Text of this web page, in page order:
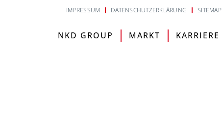
IMPRESSUM DATENSCHUTZERKLÄRUNG SITEMAP
NKD GROUP MARKT KARRIERE